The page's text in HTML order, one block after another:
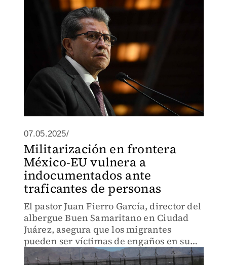
07.05.2025/
Militarización en frontera
México-EU vulnera a
indocumentados ante
traficantes de personas
El pastor Juan Fierro García, director del
albergue Buen Samaritano en Ciudad
Juárez, asegura que los migrantes
pueden ser víctimas de engaños en su
intento por cruzar a Estados Unidos.